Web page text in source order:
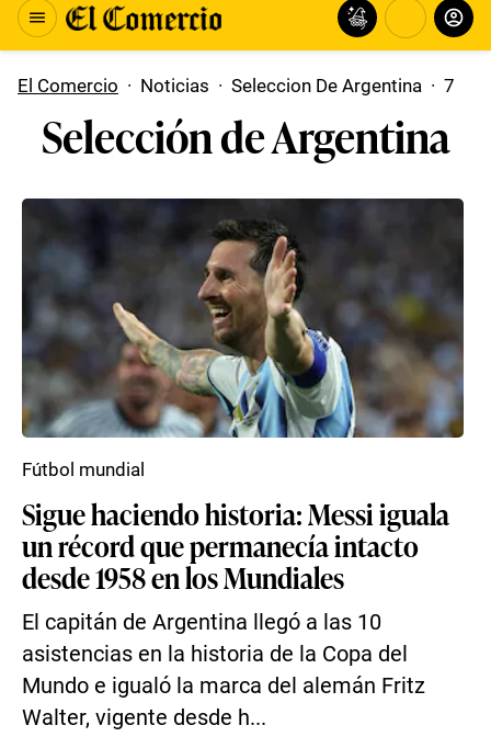
El Comercio · Noticias · Seleccion De Argentina · 7
Selección de Argentina
Sigue haciendo historia: Messi iguala
un récord que permanecía intacto
desde 1958 en los Mundiales
El capitán de Argentina llegó a las 10
asistencias en la historia de la Copa del
Mundo e igualó la marca del alemán Fritz
Walter, vigente desde h...
Fútbol mundial